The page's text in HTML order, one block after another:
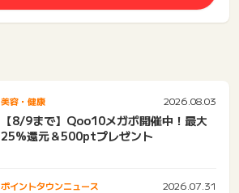
美容・健康 2026.08.03
【8/9まで】Qoo10メガポ開催中！最大
25%還元＆500ptプレゼント
ポイントタウンニュース 2026.07.31